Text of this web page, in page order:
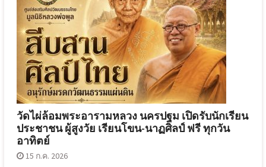
วัดไผ่ล้อมพระอารามหลวง นครปฐม เปิดรับนักเรียน
ประชาชน ผู้สูงวัย เรียนโขน-นาฏศิลป์ ฟรี ทุกวัน
อาทิตย์
15 ก.ค. 2026